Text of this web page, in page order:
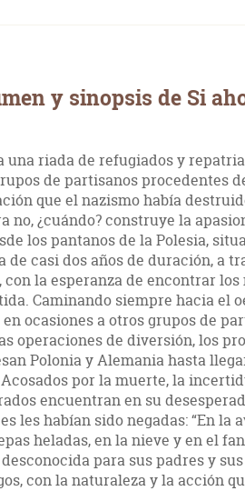
y sinopsis de Si
una riada de refugiados y
de partisanos procedentes
que el nazismo había
no, ¿cuándo? construye la
los pantanos de la Polesia,
de casi dos años de duración, a
con la esperanza de encontrar
Caminando siempre hacia el
ocasiones a otros grupos de
operaciones de diversión, los
Polonia y Alemania hasta
Acosados por la muerte, la
encuentran en su
les habían sido negadas: “En
heladas, en la nieve y en el
para sus padres y
con la naturaleza y la acción